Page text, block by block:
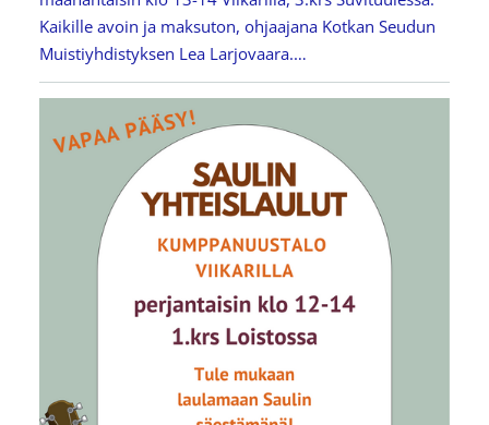
Kaikille avoin ja maksuton, ohjaajana Kotkan Seudun
Muistiyhdistyksen Lea Larjovaara.…